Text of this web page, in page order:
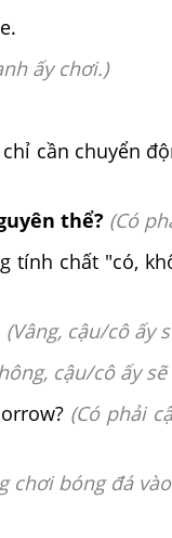
ấy chơi.)
cần chuyển
thể? (Có
tính chất "có,
(Vâng, cậu/cô ấy
cậu/cô ấy
(Có phải
chơi bóng đá